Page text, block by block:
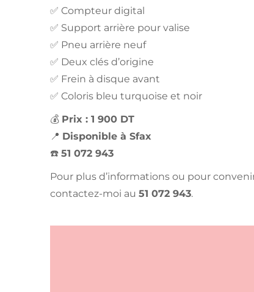
✅ Compteur digital
✅ Support arrière pour valise
✅ Pneu arrière neuf
✅ Deux clés d’origine
✅ Frein à disque avant
✅ Coloris bleu turquoise et noir
💰 Prix : 1 900 DT
📍 Disponible à Sfax
☎️ 51 072 943
Pour plus d’informations ou pour
contactez-moi au 51 072 943.